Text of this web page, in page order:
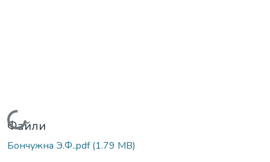
Вантажиться...
Файли
Бончужна Э.Ф..pdf(1.79 MB)